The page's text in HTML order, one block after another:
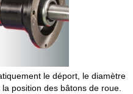
le déport, le diamètre
position des bâtons de roue.